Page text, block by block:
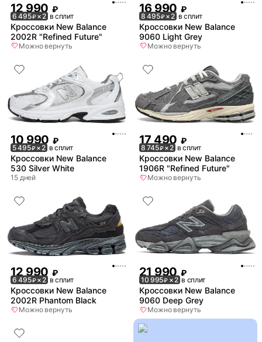
12 990 ₽
6 495₽× 2 в сплит
Кроссовки New Balance
2002R "Refined Future"
Можно вернуть
16 990 ₽
8 495₽× 2 в сплит
Кроссовки New Balance
9060 Light Grey
Можно вернуть
10 990 ₽
5 495₽× 2 в сплит
Кроссовки New Balance
530 Silver White
15 дней
17 490 ₽
8 745₽× 2 в сплит
Кроссовки New Balance
1906R "Refined Future"
Можно вернуть
12 990 ₽
6 495₽× 2 в сплит
Кроссовки New Balance
2002R Phantom Black
Можно вернуть
21 990 ₽
10 995₽ × 2 в сплит
Кроссовки New Balance
9060 Deep Grey
Можно вернуть